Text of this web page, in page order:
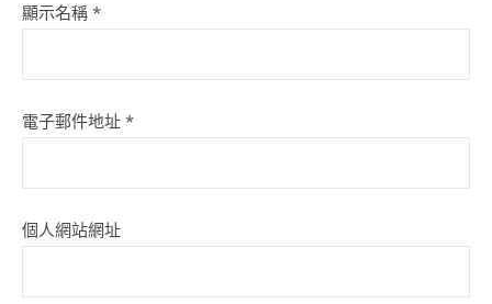
顯示名稱 *
電子郵件地址 *
個人網站網址